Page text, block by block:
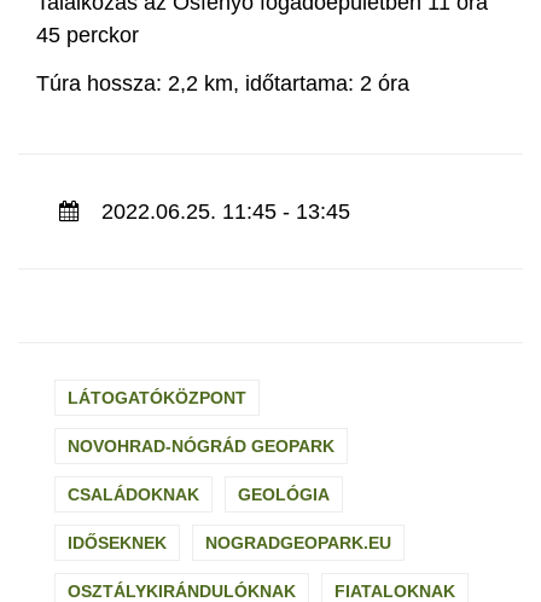
45 perckor
Túra hossza: 2,2 km, időtartama: 2 óra
2022.06.25. 11:45 - 13:45
LÁTOGATÓKÖZPONT
NOVOHRAD-NÓGRÁD GEOPARK
CSALÁDOKNAK GEOLÓGIA
IDŐSEKNEK NOGRADGEOPARK.EU
OSZTÁLYKIRÁNDULÓKNAK FIATALOKNAK